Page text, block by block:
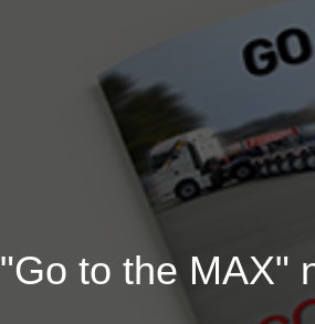
"Go to the MAX"